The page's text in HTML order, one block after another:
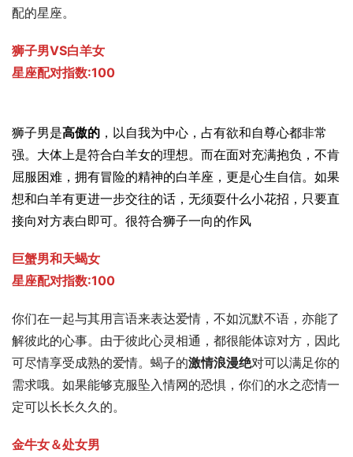
配的星座。
狮子男VS白羊女
星座配对指数:100
狮子男是高傲的 ，以自我为中心，占有欲和自尊心都非常
强。大体上是符合白羊女的理想。而在面对充满抱负，不肯
屈服困难，拥有冒险的精神的白羊座，更是心生自信。如果
想和白羊有更进一步交往的话，无须耍什么小花招，只要直
接向对方表白即可。很符合狮子一向的作风
巨蟹男和天蝎女
星座配对指数:100
你们在一起与其用言语来表达爱情，不如沉默不语，亦能了
解彼此的心事。由于彼此心灵相通，都很能体谅对方，因此
可尽情享受成熟的爱情。蝎子的激情浪漫绝对可以满足你的
需求哦。如果能够克服坠入情网的恐惧，你们的水之恋情一
定可以长长久久的。
金牛女＆处女男